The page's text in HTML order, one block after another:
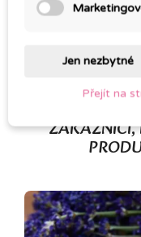
ZÁKAZNÍCI,
Jen nezbytné
Přejít na